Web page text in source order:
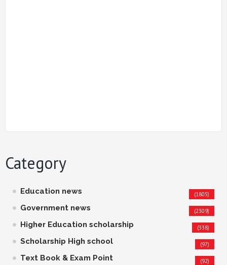
Category
Education news (1805)
Government news (2309)
Higher Education scholarship (338)
Scholarship High school (97)
Text Book & Exam Point (92)